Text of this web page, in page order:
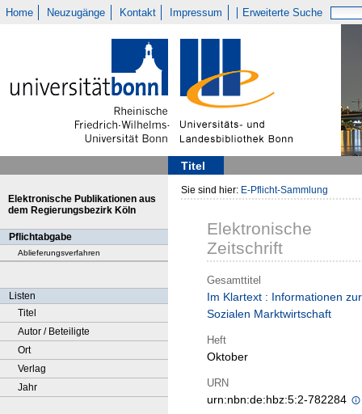
Home Neuzugänge Kontakt Impressum Erweiterte Suche
Titel
Elektronische Publikationen aus
dem Regierungsbezirk Köln
Pflichtabgabe
Ablieferungsverfahren
Listen
Titel
Autor / Beteiligte
Ort
Verlag
Jahr
Sie sind hier: E-Pflicht-Sammlung
Elektronische
Zeitschrift
Gesamttitel
Im Klartext : Informationen zur
Sozialen Marktwirtschaft
Heft
Oktober
URN
urn:nbn:de:hbz:5:2-782284